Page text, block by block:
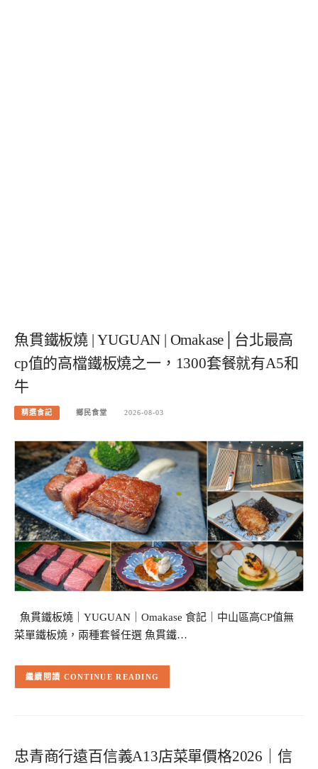
魚貫鐵板燒 | YUGUAN | Omakase│台北最高
cp值的高檔鐵板燒之一，1300套餐就有A5和
牛
精選食記 鄉民食堂 2026-08-03
魚貫鐵板燒｜YUGUAN｜Omakase 食記｜中山區高CP值無
菜單鐵板燒，兩種套餐任選 魚貫鐵…
CONTINUE READING
忠青商行遠百信義A13店菜單價格2026｜信